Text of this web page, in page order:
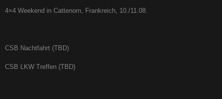
4×4 Weekend in Cattenom, Frankreich, 10./11.08.
CSB Nachtfahrt (TBD)
CSB LKW Treffen (TBD)